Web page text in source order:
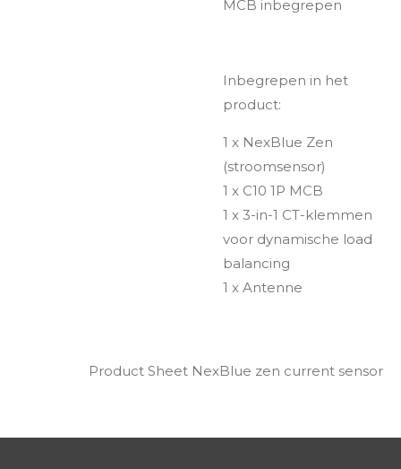
MCB inbegrepen
Inbegrepen in het
product:
1 x NexBlue Zen
(stroomsensor)
1 x C10 1P MCB
1 x 3-in-1 CT-klemmen
voor dynamische load
balancing
1 x Antenne
Product Sheet NexBlue zen current sensor